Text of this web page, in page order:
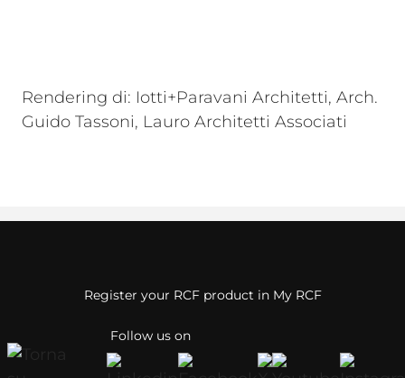
Rendering di: Iotti+Paravani Architetti, Arch.
Guido Tassoni, Lauro Architetti Associati
Follow us on
Register your RCF product in My RCF